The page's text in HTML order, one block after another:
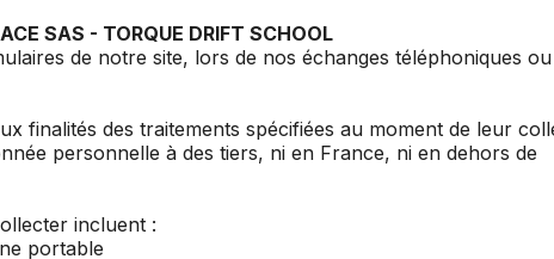
SAS - TORQUE DRIFT SCHOOL
de notre site, lors de nos échanges téléphoniques
finalités des traitements spécifiées au moment de leur
personnelle à des tiers, ni en France, ni en dehors de
incluent :
portable